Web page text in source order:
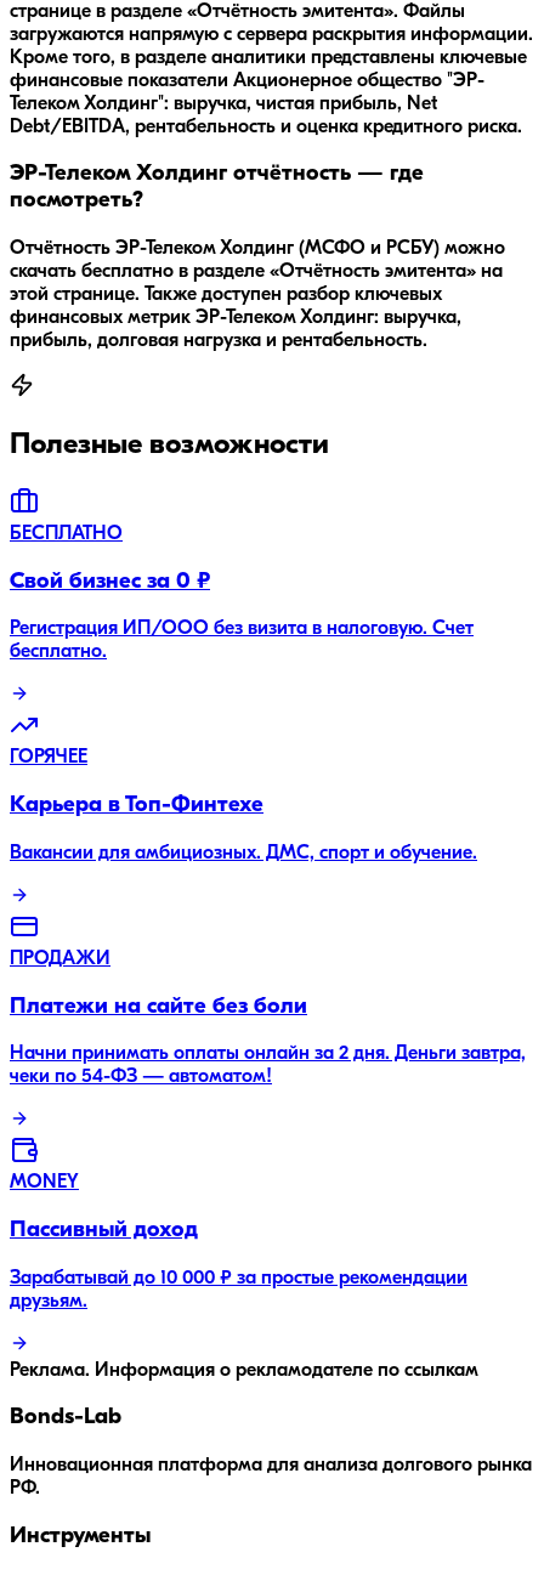
странице в разделе «Отчётность эмитента». Файлы
загружаются напрямую с сервера раскрытия информации.
Кроме того, в разделе аналитики представлены ключевые
финансовые показатели Акционерное общество "ЭР-
Телеком Холдинг": выручка, чистая прибыль, Net
Debt/EBITDA, рентабельность и оценка кредитного риска.
ЭР-Телеком Холдинг отчётность — где
посмотреть?
Отчётность ЭР-Телеком Холдинг (МСФО и РСБУ) можно
скачать бесплатно в разделе «Отчётность эмитента» на
этой странице. Также доступен разбор ключевых
финансовых метрик ЭР-Телеком Холдинг: выручка,
прибыль, долговая нагрузка и рентабельность.
Полезные возможности
БЕСПЛАТНО
Свой бизнес за 0 ₽
Регистрация ИП/ООО без визита в налоговую. Счет
бесплатно.
ГОРЯЧЕЕ
Карьера в Топ-Финтехе
Вакансии для амбициозных. ДМС, спорт и обучение.
ПРОДАЖИ
Платежи на сайте без боли
Начни принимать оплаты онлайн за 2 дня. Деньги завтра,
чеки по 54-ФЗ — автоматом!
MONEY
Пассивный доход
Зарабатывай до 10 000 ₽ за простые рекомендации
друзьям.
Реклама. Информация о рекламодателе по ссылкам
Bonds-Lab
Инновационная платформа для анализа долгового рынка
РФ.
Инструменты